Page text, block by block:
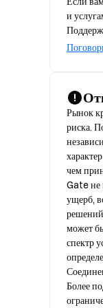
и
Рынок
риска.
чем
Gate не
ущерб,
может
спектр
Более